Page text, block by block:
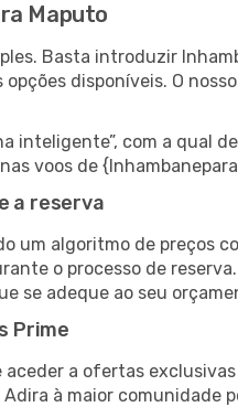
Maputo
Basta introduzir
disponíveis. O
inteligente”, com a qual
voos de
a reserva
um algoritmo de preços
o processo de
se adeque ao seu
Prime
aceder a ofertas
à maior comunidade